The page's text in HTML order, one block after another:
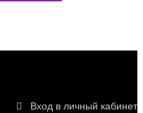
Вход в личный кабинет